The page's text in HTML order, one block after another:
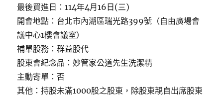
最後買進日：114年4月16日(三)
開會地點：台北市內湖區瑞光路399號（自由廣場會
議中心1樓會議室）
補單股務：群益股代
股東會紀念品：妙管家公道先生洗潔精
主動寄單：否
其他：持股未滿1000股之股東，除股東親自出席股東